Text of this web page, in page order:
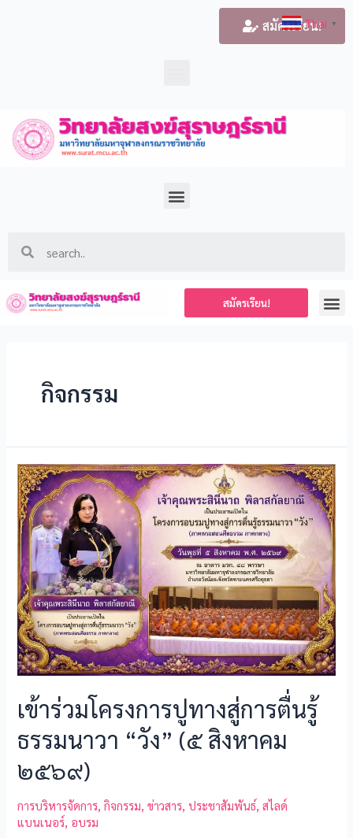
สมัครเรียน!
สมัครเรียน!
กิจกรรม
เข้าร่วมโครงการปูทางสู่การตื่นรู้
ธรรมนาวา “วัง” (๕ สิงหาคม
๒๕๖๙)
การบริหารจัดการ,กิจกรรม,ข่าวสาร,ประชาสัมพันธ์,สไลด์
แบนเนอร์, อบรม
Thai ▼